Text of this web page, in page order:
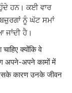
ਹਨ। ਕਈ ਵਾਰ
ਨੂੰ ਘੱਟ ਸਮਾਂ
ਜਾਂਦੀ ਹੈ।
क्योंकि वे
अपने-अपने कामों में
कारण उनके जीवन